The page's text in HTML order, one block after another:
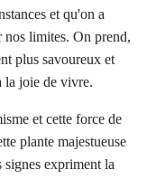
et qu'on a
limites. On prend,
plus savoureux et
la joie de vivre.
et cette force de
plante majestueuse
expriment la